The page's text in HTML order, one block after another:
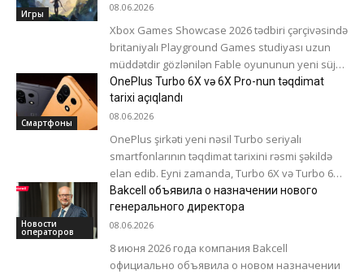
Игры
08.06.2026
Xbox Games Showcase 2026 tədbiri çərçivəsində
britaniyalı Playground Games studiyası uzun
müddətdir gözlənilən Fable oyununun yeni süjet
treylerini təqdim edib. Videoda pərəstişkarların
ən çox...
Смартфоны
OnePlus Turbo 6X və 6X Pro-nun təqdimat
tarixi açıqlandı
08.06.2026
OnePlus şirkəti yeni nəsil Turbo seriyalı
smartfonlarının təqdimat tarixini rəsmi şəkildə
elan edib. Eyni zamanda, Turbo 6X və Turbo 6X
Pro modelləri üçün ön...
Новости
операторов
Bakcell объявила о назначении нового
генерального директора
08.06.2026
8 июня 2026 года компания Bakcell
официально объявила о новом назначении